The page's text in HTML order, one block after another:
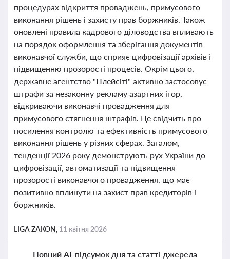
процедурах відкриття проваджень, примусового
виконання рішень і захисту прав боржників. Також
оновлені правила кадрового діловодства впливають
на порядок оформлення та зберігання документів
виконавчої служби, що сприяє цифровізації архівів і
підвищенню прозорості процесів. Окрім цього,
державне агентство "Плейсіті" активно застосовує
штрафи за незаконну рекламу азартних ігор,
відкриваючи виконавчі провадження для
примусового стягнення штрафів. Це свідчить про
посилення контролю та ефективність примусового
виконання рішень у різних сферах. Загалом,
тенденції 2026 року демонструють рух України до
цифровізації, автоматизації та підвищення
прозорості виконавчого провадження, що має
позитивно вплинути на захист прав кредиторів і
боржників.
LIGA ZAKON, 11 квітня 2026
Повний AI-підсумок дня та статті-джерела